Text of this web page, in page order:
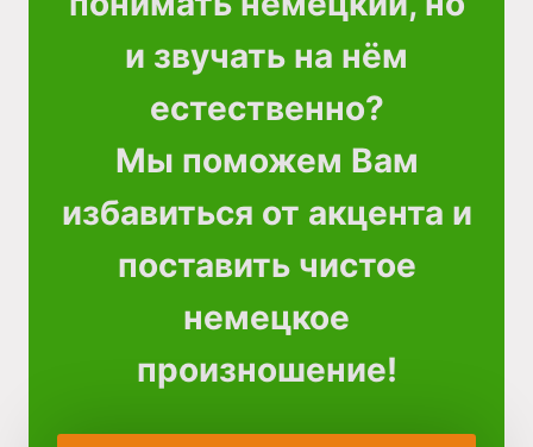
и звучать на нём
естественно?
Мы поможем Вам
избавиться от акцента и
поставить чистое
немецкое
произношение!